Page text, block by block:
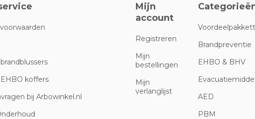
koffers
bij Arbowinkel.nl
Mijn
account
Registreren
Mijn
bestellingen
Mijn
verlanglijst
Brandpreventie
EHBO & BHV
AED
PBM